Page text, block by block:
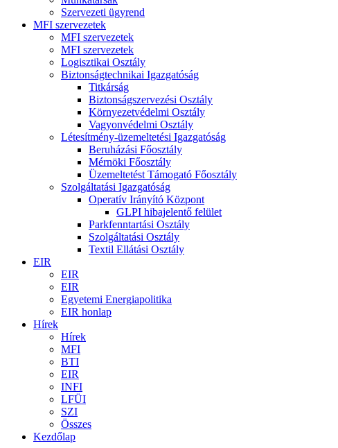
Szervezeti ügyrend
MFI szervezetek
MFI szervezetek
MFI szervezetek
Logisztikai Osztály
Biztonságtechnikai Igazgatóság
Titkárság
Biztonságszervezési Osztály
Környezetvédelmi Osztály
Vagyonvédelmi Osztály
Létesítmény-üzemeltetési Igazgatóság
Beruházási Főosztály
Mérnöki Főosztály
Üzemeltetést Támogató Főosztály
Szolgáltatási Igazgatóság
Operatív Irányító Központ
GLPI hibajelentő felület
Parkfenntartási Osztály
Szolgáltatási Osztály
Textil Ellátási Osztály
EIR
EIR
EIR
Egyetemi Energiapolitika
EIR honlap
Hírek
Hírek
MFI
BTI
EIR
INFI
LFÜI
SZI
Összes
Kezdőlap